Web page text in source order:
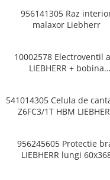
956141305 Raz
malaxor Liebherr
10002578 Electroventil
LIEBHERR + bobina
541014305 Celula de
Z6FC3/1T HBM
956245605 Protectie
LIEBHERR lungi